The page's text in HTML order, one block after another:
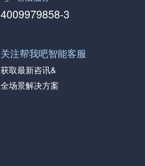
4009979858-3
关注帮我吧智能客服
获取最新咨讯&
全场景解决方案